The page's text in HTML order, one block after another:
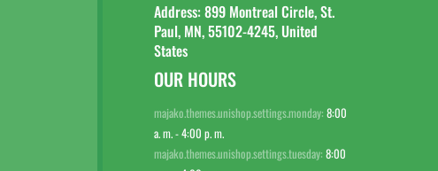
Address: 899 Montreal Circle, St.
Paul, MN, 55102-4245, United
States
OUR HOURS
majako.themes.unishop.settings.monday: 8:00
a. m. - 4:00 p. m.
majako.themes.unishop.settings.tuesday: 8:00